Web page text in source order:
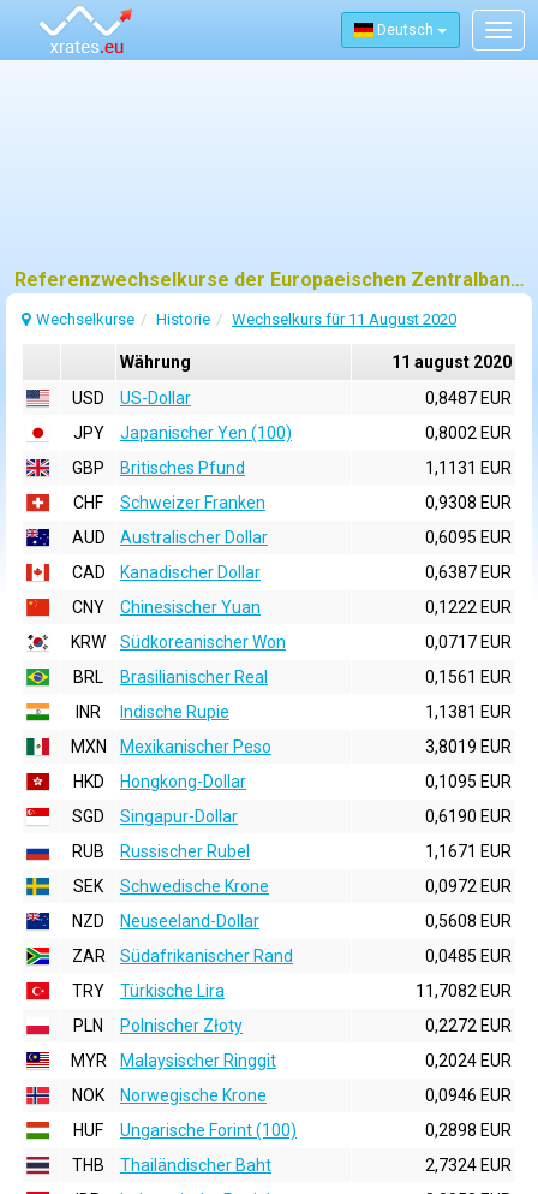
Deutsch
Referenzwechselkurse der Europaeischen Zentralbank (EZB) fuer 11 august 2020
Wechselkurse Historie Wechselkurs für 11 August 2020
Währung
11 august 2020
USD
US-Dollar
0,8487 EUR
JPY
Japanischer Yen (100)
0,8002 EUR
GBP
Britisches Pfund
1,1131 EUR
CHF
Schweizer Franken
0,9308 EUR
AUD
Australischer Dollar
0,6095 EUR
CAD
Kanadischer Dollar
0,6387 EUR
CNY
Chinesischer Yuan
0,1222 EUR
KRW
Südkoreanischer Won
0,0717 EUR
BRL
Brasilianischer Real
0,1561 EUR
INR
Indische Rupie
1,1381 EUR
MXN
Mexikanischer Peso
3,8019 EUR
HKD
Hongkong-Dollar
0,1095 EUR
SGD
Singapur-Dollar
0,6190 EUR
RUB
Russischer Rubel
1,1671 EUR
SEK
Schwedische Krone
0,0972 EUR
NZD
Neuseeland-Dollar
0,5608 EUR
ZAR
Südafrikanischer Rand
0,0485 EUR
TRY
Türkische Lira
11,7082 EUR
PLN
Polnischer Złoty
0,2272 EUR
MYR
Malaysischer Ringgit
0,2024 EUR
NOK
Norwegische Krone
0,0946 EUR
HUF
Ungarische Forint (100)
0,2898 EUR
THB
Thailändischer Baht
2,7324 EUR